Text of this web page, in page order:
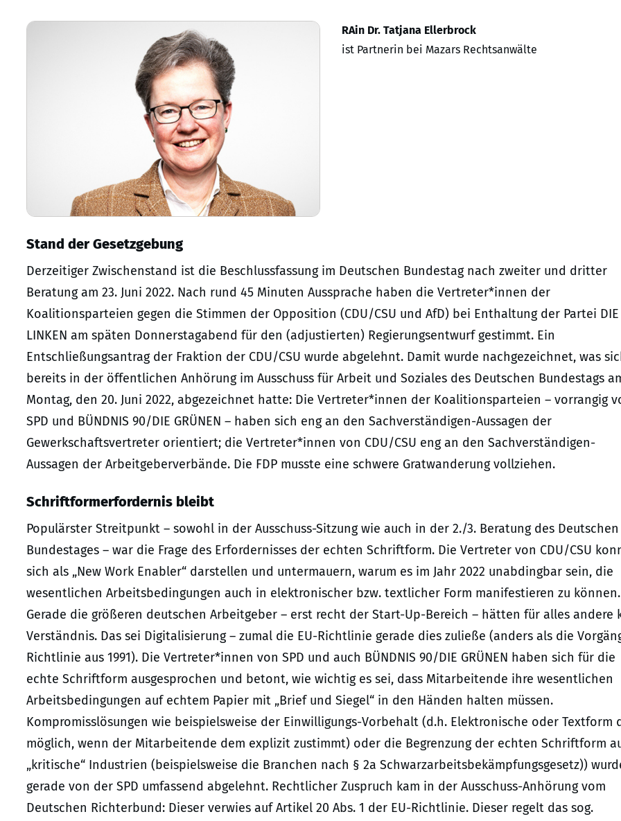
RAin Dr. Tatjana Ellerbrock
ist Partnerin bei Mazars Rechtsanwälte
Stand der Gesetzgebung
Derzeitiger Zwischenstand ist die Beschlussfassung im Deutschen Bundestag nach zweiter und dritter
Beratung am 23. Juni 2022. Nach rund 45 Minuten Aussprache haben die Vertreter*innen der
Koalitionsparteien gegen die Stimmen der Opposition (CDU/CSU und AfD) bei Enthaltung der Partei DIE
LINKEN am späten Donnerstagabend für den (adjustierten) Regierungsentwurf gestimmt. Ein
Entschließungsantrag der Fraktion der CDU/CSU wurde abgelehnt. Damit wurde nachgezeichnet, was
bereits in der öffentlichen Anhörung im Ausschuss für Arbeit und Soziales des Deutschen Bundestags
Montag, den 20. Juni 2022, abgezeichnet hatte: Die Vertreter*innen der Koalitionsparteien – vorrangig
SPD und BÜNDNIS 90/DIE GRÜNEN – haben sich eng an den Sachverständigen-Aussagen der
Gewerkschaftsvertreter orientiert; die Vertreter*innen von CDU/CSU eng an den Sachverständigen-
Aussagen der Arbeitgeberverbände. Die FDP musste eine schwere Gratwanderung vollziehen.
Schriftformerfordernis bleibt
Populärster Streitpunkt – sowohl in der Ausschuss-Sitzung wie auch in der 2./3. Beratung des Deutschen
Bundestages – war die Frage des Erfordernisses der echten Schriftform. Die Vertreter von CDU/CSU
sich als „New Work Enabler“ darstellen und untermauern, warum es im Jahr 2022 unabdingbar sein, die
wesentlichen Arbeitsbedingungen auch in elektronischer bzw. textlicher Form manifestieren zu können.
Gerade die größeren deutschen Arbeitgeber – erst recht der Start-Up-Bereich – hätten für alles andere
Verständnis. Das sei Digitalisierung – zumal die EU-Richtlinie gerade dies zuließe (anders als die
Richtlinie aus 1991). Die Vertreter*innen von SPD und auch BÜNDNIS 90/DIE GRÜNEN haben sich für die
echte Schriftform ausgesprochen und betont, wie wichtig es sei, dass Mitarbeitende ihre wesentlichen
Arbeitsbedingungen auf echtem Papier mit „Brief und Siegel“ in den Händen halten müssen.
Kompromisslösungen wie beispielsweise der Einwilligungs-Vorbehalt (d.h. Elektronische oder Textform
möglich, wenn der Mitarbeitende dem explizit zustimmt) oder die Begrenzung der echten Schriftform
„kritische“ Industrien (beispielsweise die Branchen nach § 2a Schwarzarbeitsbekämpfungsgesetz))
gerade von der SPD umfassend abgelehnt. Rechtlicher Zuspruch kam in der Ausschuss-Anhörung vom
Deutschen Richterbund: Dieser verwies auf Artikel 20 Abs. 1 der EU-Richtlinie. Dieser regelt das sog.